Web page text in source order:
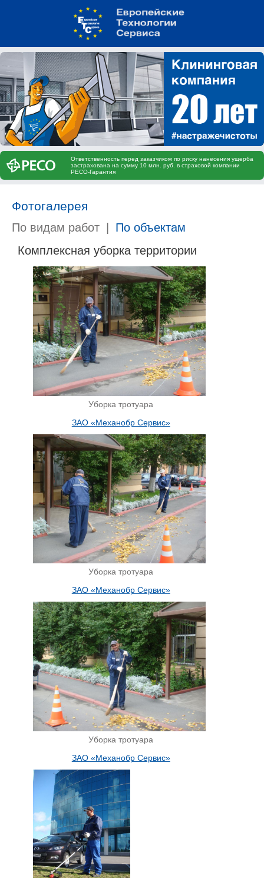
Ответственность перед заказчиком по риску нанесения ущерба
застрахована на сумму 10 млн. руб. в страховой компании
РЕСО-Гарантия
Фотогалерея
По видам работ
По объектам
Комплексная уборка территории
Уборка тротуара
ЗАО «Механобр Сервис»
Уборка тротуара
ЗАО «Механобр Сервис»
Уборка тротуара
ЗАО «Механобр Сервис»